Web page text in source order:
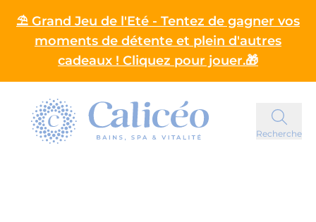
⛱️ Grand Jeu de l'Eté - Tentez de gagner vos
moments de détente et plein d'autres
cadeaux ! Cliquez pour jouer.🎁
Homepage Recherche